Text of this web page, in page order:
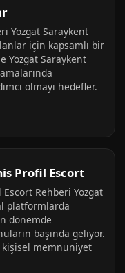
Yozgat Saraykent
için kapsamlı bir
Yozgat Saraykent
olmayı hedefler.
Profil Escort
Rehberi Yozgat
platformlarda
dönemde
başında geliyor.
kişisel memnuniyet